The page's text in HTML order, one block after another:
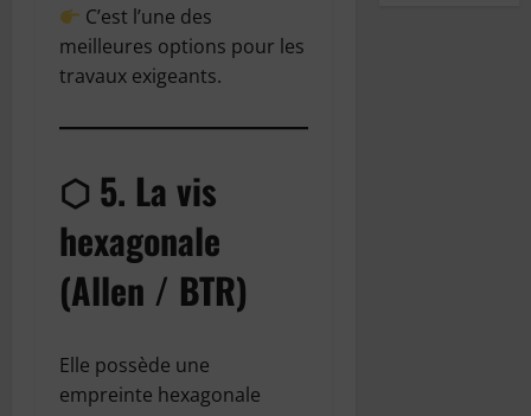
C’est l’une des
meilleures options pour les
travaux exigeants.
⬡ 5. La vis
hexagonale
(Allen / BTR)
Elle possède une
empreinte hexagonale